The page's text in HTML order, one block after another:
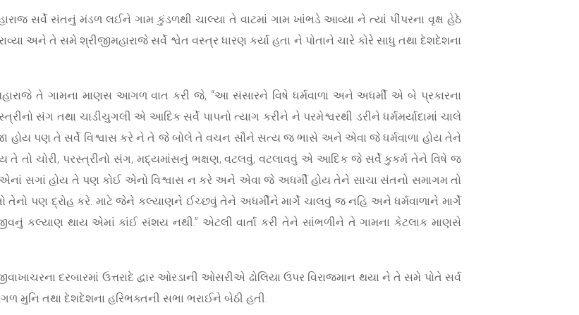
સર્વે સંતનું મંડળ લઈને ગામ કુંડળથી ચાલ્યા તે વાટમાં ગામ ખાંભડે આવ્યા ને ત્યાં પીંપરના વૃક્ષ હેઠે
અને તે સમે શ્રીજીમહારાજે સર્વે શ્વેત વસ્ત્ર ધારણ કર્યા હતા ને પોતાને ચારે કોરે સાધુ તથા દેશદેશના
તે ગામના માણસ આગળ વાત કરી જે, “આ સંસારને વિષે ધર્મવાળા અને અધર્મી એ બે પ્રકારના
સંગ તથા ચાડીચુગલી એ આદિક સર્વે પાપનો ત્યાગ કરીને ને પરમેશ્વરથી ડરીને ધર્મમર્યાદામાં ચાલે
હોય પણ તે સર્વે વિશ્વાસ કરે ને તે જે બોલે તે વચન સૌને સત્ય જ ભાસે અને એવા જે ધર્મવાળા હોય તેને
તો ચોરી, પરસ્ત્રીનો સંગ, મદ્યમાંસનું ભક્ષણ, વટલવું, વટલાવવું એ આદિક જે સર્વે કુકર્મ તેને વિષે જ
સગાં હોય તે પણ કોઈ એનો વિશ્વાસ ન કરે અને એવા જે અધર્મી હોય તેને સાચા સંતનો સમાગમ તો
પણ દ્રોહ કરે. માટે જેને કલ્યાણને ઈચ્છવું તેને અધર્મીને માર્ગે ચાલવું જ નહિ અને ધર્મવાળાને માર્ગે
કલ્યાણ થાય એમાં કાંઈ સંશય નથી.” એટલી વાર્તા કરી તેને સાંભળીને તે ગામના કેટલાક માણસે
દરબારમાં ઉત્તરાદે દ્વાર ઓરડાની ઓસરીએ ઢોલિયા ઉપર વિરાજમાન થયા ને તે સમે પોતે સર્વ
મુનિ તથા દેશદેશના હરિભક્તની સભા ભરાઈને બેઠી હતી.